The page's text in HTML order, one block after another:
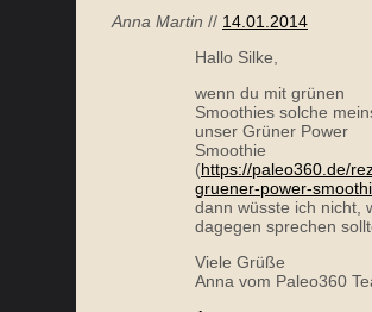
Anna Martin // 14.01.2014
Hallo Silke,
wenn du mit grünen
Smoothies solche
unser Grüner Power
Smoothie
(https://paleo360.de/
gruener-power-
dann wüsste ich nicht,
dagegen sprechen
Viele Grüße
Anna vom Paleo360